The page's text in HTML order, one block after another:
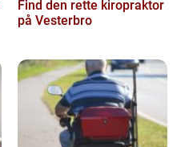
Find den rette kiropraktor
på Vesterbro